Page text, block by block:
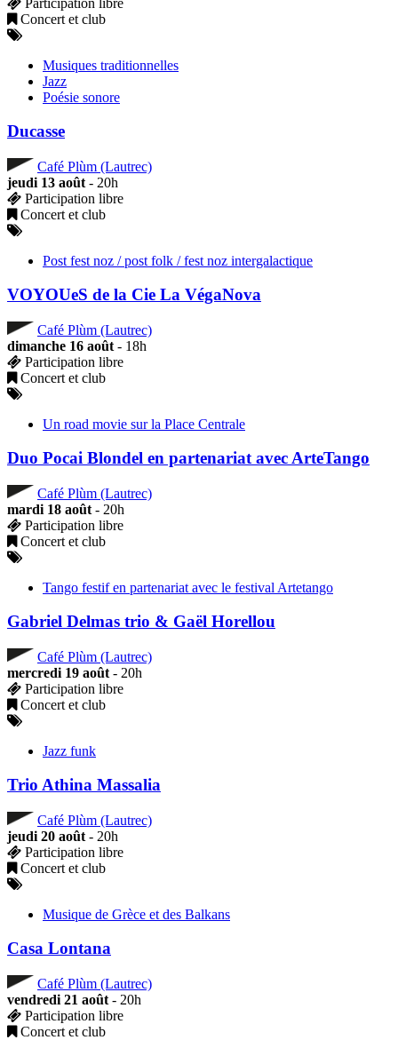
Concert et club
Musiques traditionnelles
Jazz
Poésie sonore
Ducasse
Café Plùm (Lautrec)
jeudi 13 août - 20h
Participation libre
Concert et club
Post fest noz / post folk / fest noz intergalactique
VOYOUeS de la Cie La VégaNova
Café Plùm (Lautrec)
dimanche 16 août - 18h
Participation libre
Concert et club
Un road movie sur la Place Centrale
Duo Pocai Blondel en partenariat avec ArteTango
Café Plùm (Lautrec)
mardi 18 août - 20h
Participation libre
Concert et club
Tango festif en partenariat avec le festival Artetango
Gabriel Delmas trio & Gaël Horellou
Café Plùm (Lautrec)
mercredi 19 août - 20h
Participation libre
Concert et club
Jazz funk
Trio Athina Massalia
Café Plùm (Lautrec)
jeudi 20 août - 20h
Participation libre
Concert et club
Musique de Grèce et des Balkans
Casa Lontana
Café Plùm (Lautrec)
vendredi 21 août - 20h
Participation libre
Concert et club